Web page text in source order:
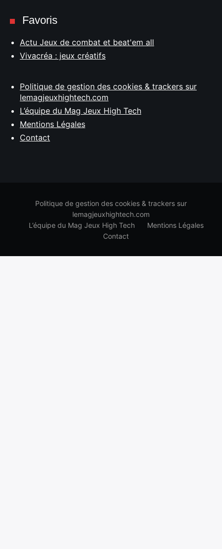
Favoris
Actu Jeux de combat et beat'em all
Vivacréa : jeux créatifs
Politique de gestion des cookies & trackers sur
lemagjeuxhightech.com
L’équipe du Mag Jeux High Tech
Mentions Légales
Contact
Politique de gestion des cookies & trackers sur
lemagjeuxhightech.com
L’équipe du Mag Jeux High Tech
Mentions Légales
Contact